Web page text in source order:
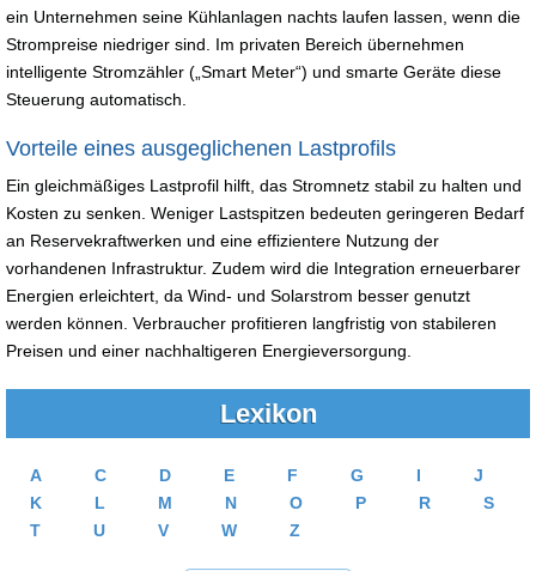
ein Unternehmen seine Kühlanlagen nachts laufen lassen, wenn die
Strompreise niedriger sind. Im privaten Bereich übernehmen
intelligente Stromzähler („Smart Meter“) und smarte Geräte diese
Steuerung automatisch.
Vorteile eines ausgeglichenen Lastprofils
Ein gleichmäßiges Lastprofil hilft, das Stromnetz stabil zu halten und
Kosten zu senken. Weniger Lastspitzen bedeuten geringeren Bedarf
an Reservekraftwerken und eine effizientere Nutzung der
vorhandenen Infrastruktur. Zudem wird die Integration erneuerbarer
Energien erleichtert, da Wind- und Solarstrom besser genutzt
werden können. Verbraucher profitieren langfristig von stabileren
Preisen und einer nachhaltigeren Energieversorgung.
Lexikon
A C D E F G I
J
K
L M N O P R
S
T
U V W Z